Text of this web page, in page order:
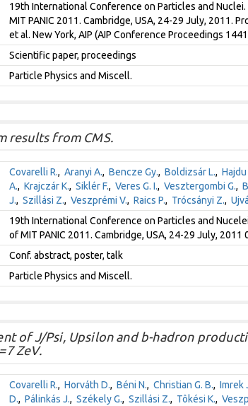
19th International Conference on Particles and Nuclei.
MIT PANIC 2011. Cambridge, USA, 24-29 July, 2011.
et al. New York, AIP (AIP Conference Proceedings
Scientific paper, proceedings
Particle Physics and Miscell.
results from CMS.
Covarelli R., Aranyi A., Bencze Gy., Boldizsár L., Hajdu
A., Krajczár K., Siklér F., Veres G. I., Vesztergombi G.,
J., Szillási Z., Veszprémi V., Raics P., Trócsányi Z.,
19th International Conference on Particles and
of MIT PANIC 2011. Cambridge, USA, 24-29 July, 2011
Conf. abstract, poster, talk
Particle Physics and Miscell.
of J/Psi, Upsilon and b-hadron
ZeV.
Covarelli R., Horváth D., Béni N., Christian G. B., Imrek
D., Pálinkás J., Székely G., Szillási Z., Tôkési K.,